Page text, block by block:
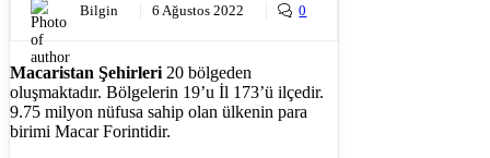
Bilgin 6 Ağustos 2022 0
Macaristan Şehirleri 20 bölgeden
oluşmaktadır. Bölgelerin 19’u İl 173’ü ilçedir.
9.75 milyon nüfusa sahip olan ülkenin para
birimi Macar Forintidir.